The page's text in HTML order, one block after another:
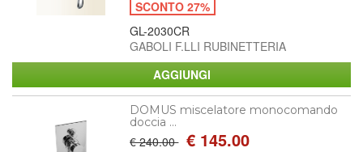
SCONTO 27%
GL-2030CR
GABOLI F.LLI RUBINETTERIA
DOMUS miscelatore monocomando
doccia ...
€ 240.00 € 145.00